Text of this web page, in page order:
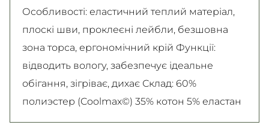
Особливості: еластичний теплий матеріал,
плоскі шви, проклеєні лейбли, безшовна
зона торса, ергономічний крій Функції:
відводить вологу, забезпечує ідеальне
обігання, зігріває, дихає Склад: 60%
полиэстер (Coolmax©) 35% котон 5% еластан